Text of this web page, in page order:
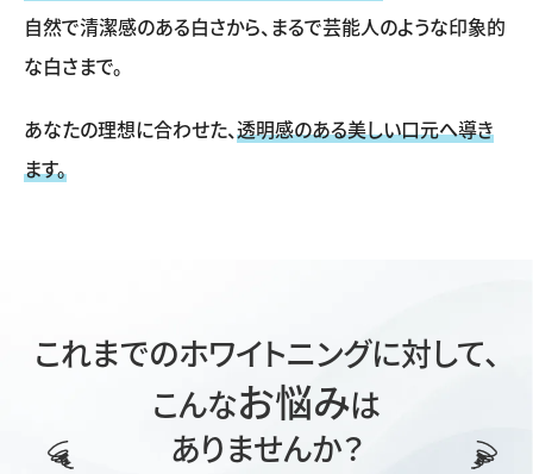
自然で清潔感のある白さから、まるで芸能人のような印象的
な白さまで。
あなたの理想に合わせた、透明感のある美しい口元へ導き
ます。
これまでのホワイトニングに対して、
こんなお悩みは
ありませんか？